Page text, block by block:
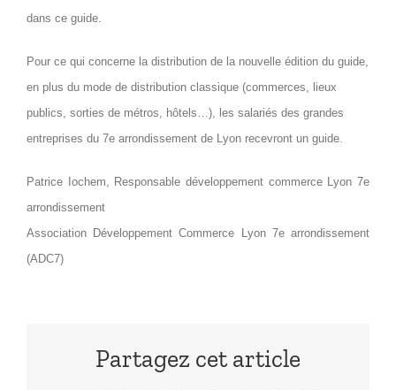
dans ce guide.
Pour ce qui concerne la distribution de la nouvelle édition du guide,
en plus du mode de distribution classique (commerces, lieux
publics, sorties de métros, hôtels…), les salariés des grandes
entreprises du 7e arrondissement de Lyon recevront un guide.
Patrice Iochem, Responsable développement commerce Lyon 7e
arrondissement
Association Développement Commerce Lyon 7e arrondissement
(ADC7)
Partagez cet article